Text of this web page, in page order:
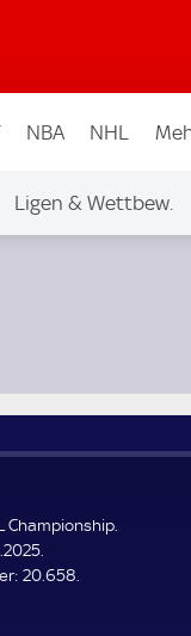
NBA NHL
Ligen & Wettbew.
Championship.
Z
20.658.